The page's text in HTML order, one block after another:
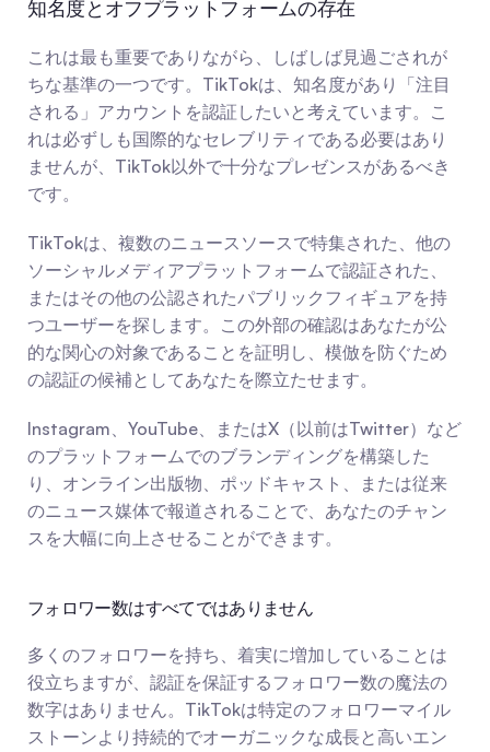
知名度とオフプラットフォームの存在
これは最も重要でありながら、しばしば見過ごされが
ちな基準の一つです。TikTokは、知名度があり「注目
される」アカウントを認証したいと考えています。こ
れは必ずしも国際的なセレブリティである必要はあり
ませんが、TikTok以外で十分なプレゼンスがあるべき
です。
TikTokは、複数のニュースソースで特集された、他の
ソーシャルメディアプラットフォームで認証された、
またはその他の公認されたパブリックフィギュアを持
つユーザーを探します。この外部の確認はあなたが公
的な関心の対象であることを証明し、模倣を防ぐため
の認証の候補としてあなたを際立たせます。
Instagram、YouTube、またはX（以前はTwitter）など
のプラットフォームでのブランディングを構築した
り、オンライン出版物、ポッドキャスト、または従来
のニュース媒体で報道されることで、あなたのチャン
スを大幅に向上させることができます。
フォロワー数はすべてではありません
多くのフォロワーを持ち、着実に増加していることは
役立ちますが、認証を保証するフォロワー数の魔法の
数字はありません。TikTokは特定のフォロワーマイル
ストーンより持続的でオーガニックな成長と高いエン